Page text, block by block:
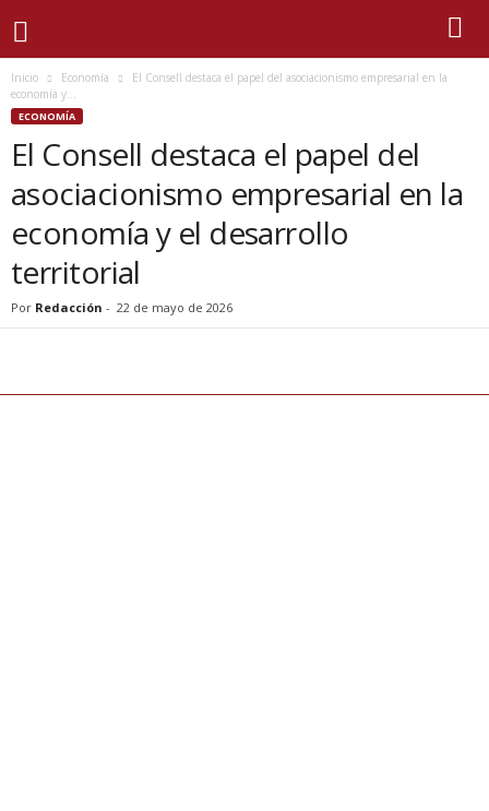
Inicio Economía
El Consell destaca el papel del asociacionismo empresarial en la
economía y...
ECONOMÍA
El Consell destaca el papel del
asociacionismo empresarial en la
economía y el desarrollo
territorial
Por Redacción - 22 de mayo de 2026